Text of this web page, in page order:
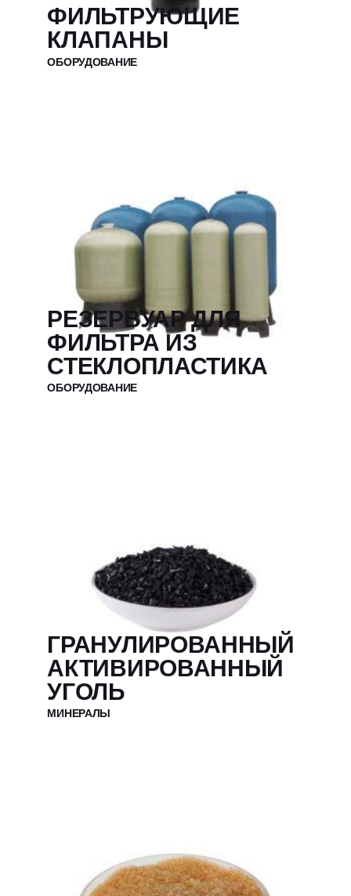
ФИЛЬТРУЮЩИЕ
КЛАПАНЫ
ОБОРУДОВАНИЕ
РЕЗЕРВУАР ДЛЯ
ФИЛЬТРА ИЗ
СТЕКЛОПЛАСТИКА
ОБОРУДОВАНИЕ
ГРАНУЛИРОВАННЫЙ
АКТИВИРОВАННЫЙ
УГОЛЬ
МИНЕРАЛЫ